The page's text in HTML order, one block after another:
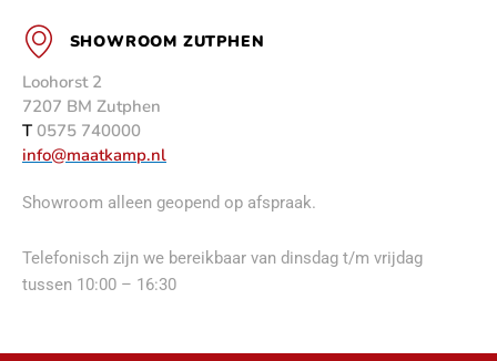
SHOWROOM ZUTPHEN
Loohorst 2
7207 BM Zutphen
T 0575 740000
info@maatkamp.nl
Showroom alleen geopend op afspraak.
Telefonisch zijn we bereikbaar van dinsdag t/m vrijdag
tussen 10:00 – 16:30